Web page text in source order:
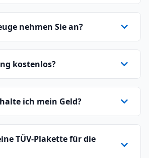
nehmen Sie an?
kostenlos?
ich mein Geld?
TÜV-Plakette für die